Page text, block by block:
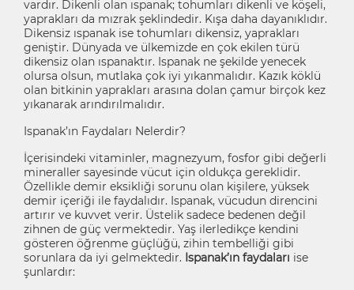
vardır. Dikenli olan ıspanak; tohumları dikenli ve köşeli,
yaprakları da mızrak şeklindedir. Kışa daha dayanıklıdır.
Dikensiz ıspanak ise tohumları dikensiz, yaprakları
geniştir. Dünyada ve ülkemizde en çok ekilen türü
dikensiz olan ıspanaktır. Ispanak ne şekilde yenecek
olursa olsun, mutlaka çok iyi yıkanmalıdır. Kazık köklü
olan bitkinin yaprakları arasına dolan çamur birçok kez
yıkanarak arındırılmalıdır.
Ispanak’ın Faydaları Nelerdir?
İçerisindeki vitaminler, magnezyum, fosfor gibi değerli
mineraller sayesinde vücut için oldukça gereklidir.
Özellikle demir eksikliği sorunu olan kişilere, yüksek
demir içeriği ile faydalıdır. Ispanak, vücudun direncini
artırır ve kuvvet verir. Üstelik sadece bedenen değil
zihnen de güç vermektedir. Yaş ilerledikçe kendini
gösteren öğrenme güçlüğü, zihin tembelliği gibi
sorunlara da iyi gelmektedir. Ispanak’ın faydaları ise
şunlardır: